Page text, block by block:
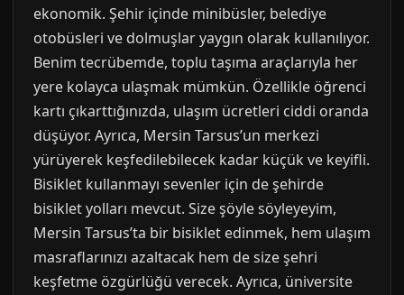
ekonomik. Şehir içinde minibüsler, belediye
otobüsleri ve dolmuşlar yaygın olarak kullanılıyor.
Benim tecrübemde, toplu taşıma araçlarıyla her
yere kolayca ulaşmak mümkün. Özellikle öğrenci
kartı çıkarttığınızda, ulaşım ücretleri ciddi oranda
düşüyor. Ayrıca, Mersin Tarsus’un merkezi
yürüyerek keşfedilebilecek kadar küçük ve keyifli.
Bisiklet kullanmayı sevenler için de şehirde
bisiklet yolları mevcut. Size şöyle söyleyeyim,
Mersin Tarsus’ta bir bisiklet edinmek, hem ulaşım
masraflarınızı azaltacak hem de size şehri
keşfetme özgürlüğü verecek. Ayrıca, üniversite